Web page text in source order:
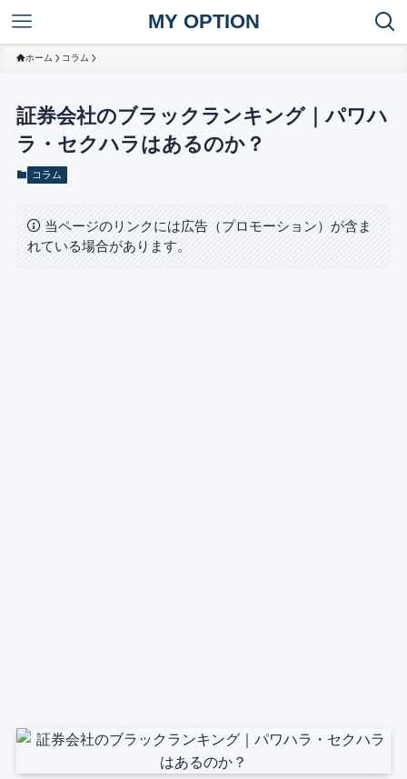
MY OPTION
ホーム コラム
証券会社のブラックランキング｜パワハ
ラ・セクハラはあるのか？
コラム
当ページのリンクには広告（プロモーション）が含ま
れている場合があります。